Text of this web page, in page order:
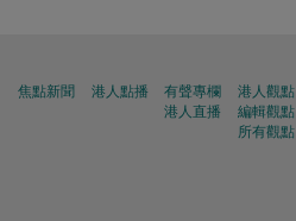
焦點新聞 港人點播
有聲專欄
港人直播
港人觀點
編輯觀點
所有觀點